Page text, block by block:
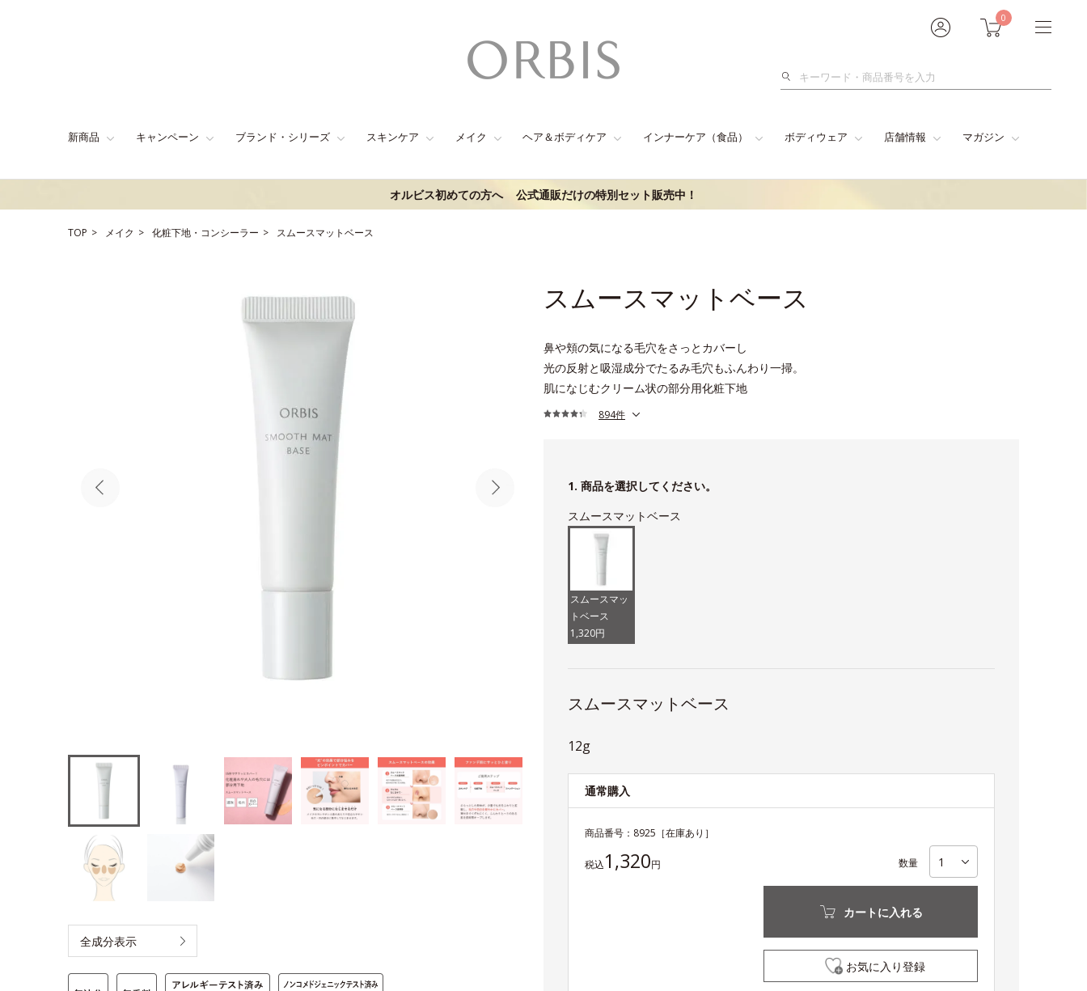
0
検
新商品 キャンペーン ブランド・シリーズ スキンケア メイク ヘア＆ボディケア インナーケア（食品） ボディウェア 店舗情報 マガジン
オルビス初めての方へ 公式通販だけの特別セット販売中！
TOP メイク 化粧下地・コンシーラー スムースマットベース
スムースマットベース
鼻や頬の気になる毛穴をさっとカバーし
光の反射と吸湿成分でたるみ毛穴もふんわり一掃。
肌になじむクリーム状の部分用化粧下地
894件
全成分表示
1. 商品を選択してください。
スムースマットベース
スムースマッ
トベース
1,320円
スムースマットベース
12g
通常購入
商品番号： 8925 ［在庫あり］
税込1,320円 数量
カートに入れる
お気に入り登録